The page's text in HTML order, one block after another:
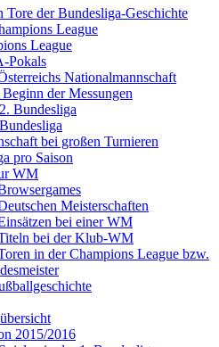
Tore der Bundesliga-Geschichte
League
League
Pokals
Nationalmannschaft
der Messungen
Bundesliga
bei großen Turnieren
pro Saison
WM
Meisterschaften
bei einer WM
bei der Klub-WM
in der Champions League bzw.
2015/2016